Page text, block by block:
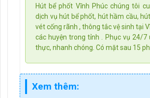
Hút bể phốt Vĩnh Phúc chúng tôi
dịch vụ hút bể phốt, hút hầm cầu,
vét cống rãnh , thông tắc vệ sinh tại
các huyện trong tỉnh . Phục vụ 24/7
thực, nhanh chóng. Có mặt sau 15
Xem thêm: